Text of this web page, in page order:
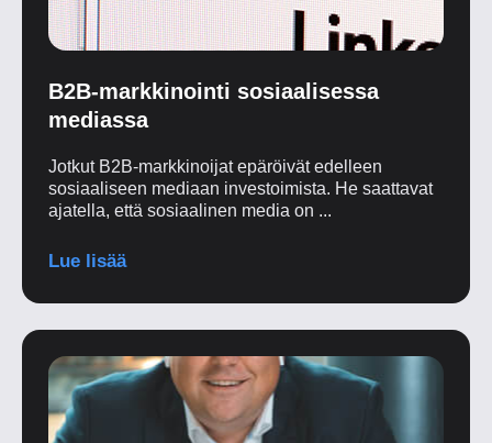
B2B-markkinointi sosiaalisessa
mediassa
Jotkut B2B-markkinoijat epäröivät edelleen
sosiaaliseen mediaan investoimista. He saattavat
ajatella, että sosiaalinen media on ...
Lue lisää